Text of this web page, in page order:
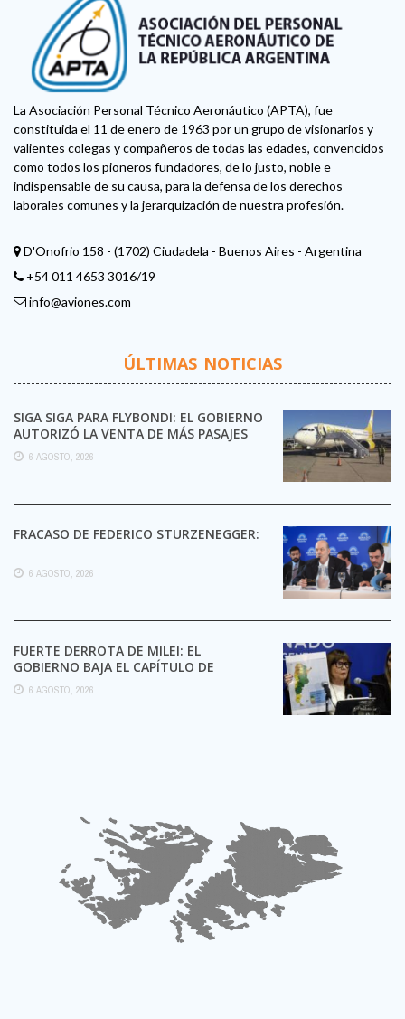
La Asociación Personal Técnico Aeronáutico (APTA), fue
constituida el 11 de enero de 1963 por un grupo de visionarios y
valientes colegas y compañeros de todas las edades, convencidos
como todos los pioneros fundadores, de lo justo, noble e
indispensable de su causa, para la defensa de los derechos
laborales comunes y la jerarquización de nuestra profesión.
D'Onofrio 158 - (1702) Ciudadela - Buenos Aires - Argentina
+54 011 4653 3016/19
info@aviones.com
ÚLTIMAS NOTICIAS
SIGA SIGA PARA FLYBONDI: EL GOBIERNO
AUTORIZÓ LA VENTA DE MÁS PASAJES
6 AGOSTO, 2026
FRACASO DE FEDERICO STURZENEGGER:
6 AGOSTO, 2026
FUERTE DERROTA DE MILEI: EL
GOBIERNO BAJA EL CAPÍTULO DE
EXTRANJERIZACIÓN DE TIERRAS
6 AGOSTO, 2026